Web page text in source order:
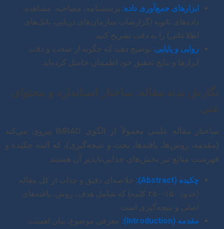
ابزارهای جمع‌آوری داده: پرسشنامه، مصاحبه، مشاهده،
داده‌های ثانویه (گزارشات سازمان‌های دریایی، بانک‌های
اطلاعاتی) را به دقت تشریح کنید.
روایی و پایایی: توضیح دهید که چگونه از صحت و دقت
ابزارها و نتایج تحقیق خود اطمینان حاصل کرده‌اید.
نگارش بدنه مقاله: ساختار استاندارد و محتوای
غنی
ساختار مقاله علمی معمولاً از الگوی IMRAD پیروی می‌کند
(مقدمه، روش‌ها، یافته‌ها، بحث و نتیجه‌گیری)، که البته چکیده و
فهرست منابع نیز بخش‌های جدایی‌ناپذیر آن هستند.
چکیده (Abstract):
خلاصه‌ای دقیق و جذاب از کل مقاله
(حدود ۱۵۰-۲۵۰ کلمه) که شامل هدف، روش، یافته‌های
اصلی و نتیجه‌گیری است.
مقدمه (Introduction):
معرفی موضوع، بیان اهمیت،